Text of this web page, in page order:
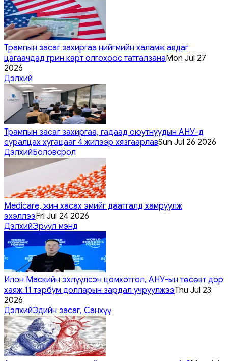
Трампын засаг захиргаа нийгмийн халамж авдаг
цагаачдад грин карт олгохоос татгалзанаMon Jul 27
2026
Дэлхий
Трампын засаг захиргаа, гадаад оюутнуудын АНУ-д
суралцах хугацааг 4 жилээр хязгаарлавSun Jul 26 2026
ДэлхийБоловсрол
Medicare, жин хасах эмийг даатгалд хамруулж
эхэллээFri Jul 24 2026
ДэлхийЭрүүл мэнд
Илон Маскийн эхлүүлсэн цомхотгол, АНУ-ын төсөвт дор
хаяж 11 тэрбум долларын зардал учруулжээThu Jul 23
2026
ДэлхийЭдийн засаг, Санхүү